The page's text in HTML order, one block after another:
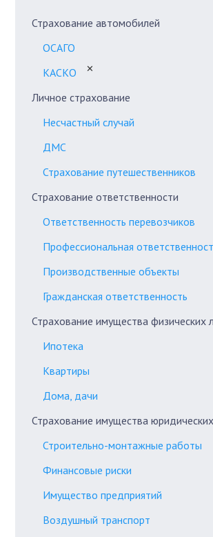
Страхование автомобилей
ОСАГО
КАСКО
✕
Личное страхование
Несчастный случай
ДМС
Страхование путешественников
Страхование ответственности
Ответственность перевозчиков
Профессиональная
Производственные объекты
Гражданская ответственность
Страхование имущества физических
Ипотека
Квартиры
Дома, дачи
Страхование имущества
Строительно-монтажные работы
Финансовые риски
Имущество предприятий
Воздушный транспорт